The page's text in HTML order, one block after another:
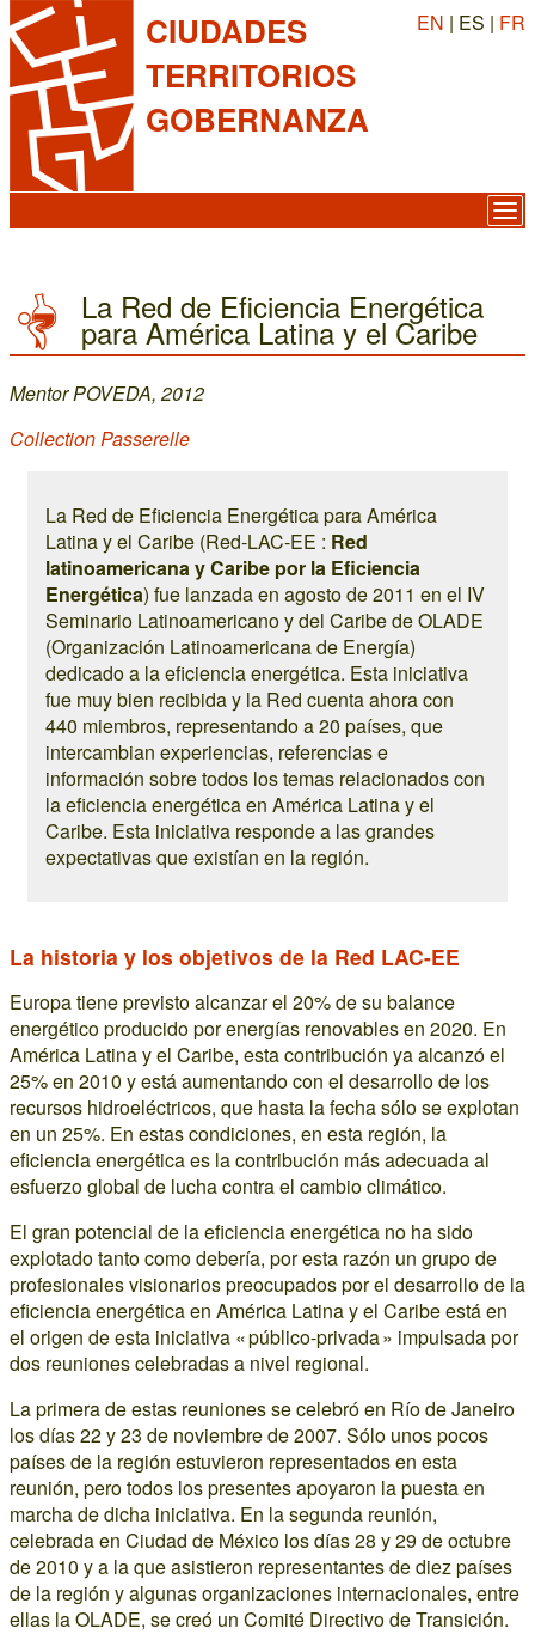
CIUDADES
TERRITORIOS
GOBERNANZA
EN | ES | FR
La Red de Eficiencia Energética
para América Latina y el Caribe
Mentor POVEDA, 2012
Collection Passerelle
La Red de Eficiencia Energética para América
Latina y el Caribe (Red-LAC-EE : Red
latinoamericana y Caribe por la Eficiencia
Energética) fue lanzada en agosto de 2011 en el IV
Seminario Latinoamericano y del Caribe de OLADE
(Organización Latinoamericana de Energía)
dedicado a la eficiencia energética. Esta iniciativa
fue muy bien recibida y la Red cuenta ahora con
440 miembros, representando a 20 países, que
intercambian experiencias, referencias e
información sobre todos los temas relacionados con
la eficiencia energética en América Latina y el
Caribe. Esta iniciativa responde a las grandes
expectativas que existían en la región.
La historia y los objetivos de la Red LAC-EE
Europa tiene previsto alcanzar el 20% de su balance
energético producido por energías renovables en 2020. En
América Latina y el Caribe, esta contribución ya alcanzó el
25% en 2010 y está aumentando con el desarrollo de los
recursos hidroeléctricos, que hasta la fecha sólo se explotan
en un 25%. En estas condiciones, en esta región, la
eficiencia energética es la contribución más adecuada al
esfuerzo global de lucha contra el cambio climático.
El gran potencial de la eficiencia energética no ha sido
explotado tanto como debería, por esta razón un grupo de
profesionales visionarios preocupados por el desarrollo de la
eficiencia energética en América Latina y el Caribe está en
el origen de esta iniciativa « público-privada » impulsada por
dos reuniones celebradas a nivel regional.
La primera de estas reuniones se celebró en Río de Janeiro
los días 22 y 23 de noviembre de 2007. Sólo unos pocos
países de la región estuvieron representados en esta
reunión, pero todos los presentes apoyaron la puesta en
marcha de dicha iniciativa. En la segunda reunión,
celebrada en Ciudad de México los días 28 y 29 de octubre
de 2010 y a la que asistieron representantes de diez países
de la región y algunas organizaciones internacionales, entre
ellas la OLADE, se creó un Comité Directivo de Transición.